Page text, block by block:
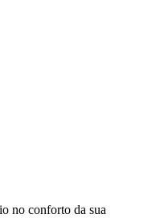
no conforto da sua